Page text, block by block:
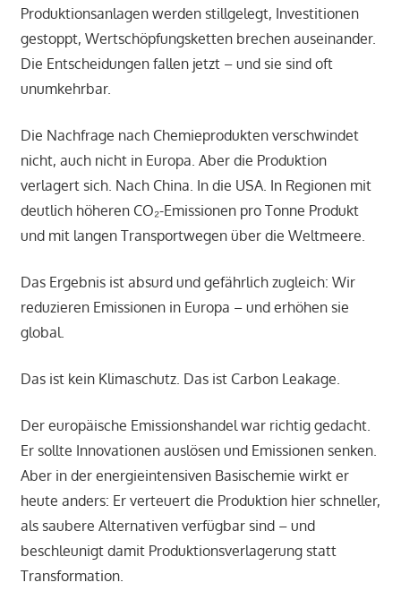
Produktionsanlagen werden stillgelegt, Investitionen
gestoppt, Wertschöpfungsketten brechen auseinander.
Die Entscheidungen fallen jetzt – und sie sind oft
unumkehrbar.
Die Nachfrage nach Chemieprodukten verschwindet
nicht, auch nicht in Europa. Aber die Produktion
verlagert sich. Nach China. In die USA. In Regionen mit
deutlich höheren CO₂-Emissionen pro Tonne Produkt
und mit langen Transportwegen über die Weltmeere.
Das Ergebnis ist absurd und gefährlich zugleich: Wir
reduzieren Emissionen in Europa – und erhöhen sie
global.
Das ist kein Klimaschutz. Das ist Carbon Leakage.
Der europäische Emissionshandel war richtig gedacht.
Er sollte Innovationen auslösen und Emissionen senken.
Aber in der energieintensiven Basischemie wirkt er
heute anders: Er verteuert die Produktion hier schneller,
als saubere Alternativen verfügbar sind – und
beschleunigt damit Produktionsverlagerung statt
Transformation.